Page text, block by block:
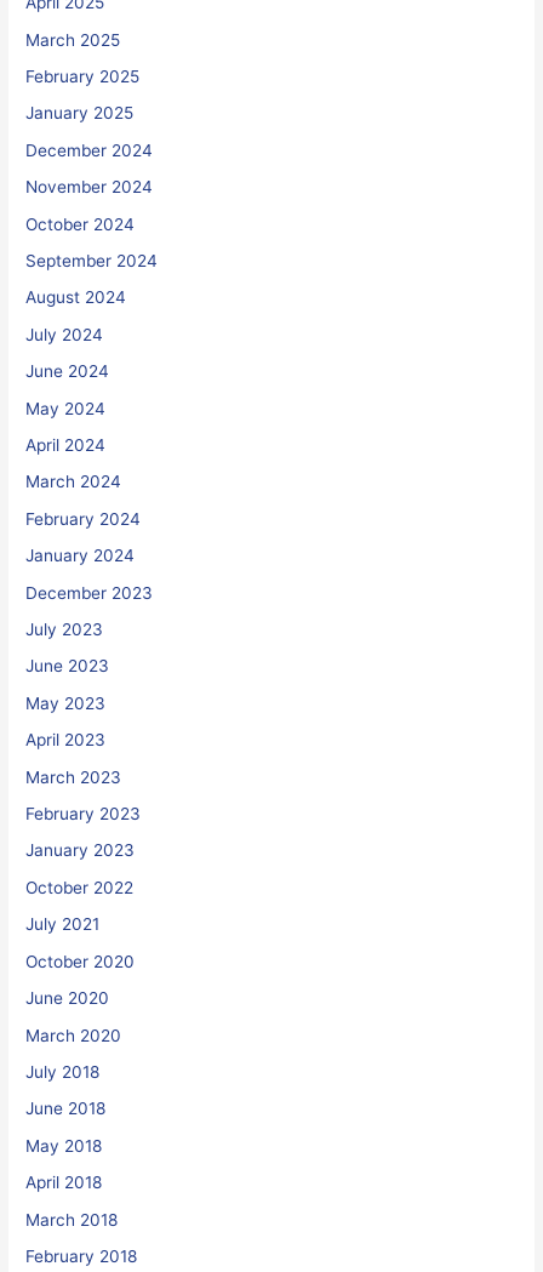
March 2025
February 2025
January 2025
December 2024
November 2024
October 2024
September 2024
August 2024
July 2024
June 2024
May 2024
April 2024
March 2024
February 2024
January 2024
December 2023
July 2023
June 2023
May 2023
April 2023
March 2023
February 2023
January 2023
October 2022
July 2021
October 2020
June 2020
March 2020
July 2018
June 2018
May 2018
April 2018
March 2018
February 2018